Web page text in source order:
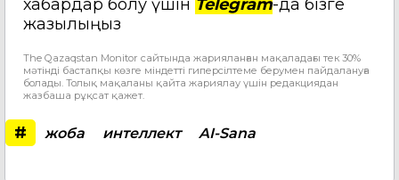
хабардар болу үшін Telegram-да бізге
жазылыңыз
The Qazaqstan Monitor сайтында жарияланған мақаладағы тек 30%
мәтінді бастапқы көзге міндетті гиперсілтеме берумен пайдалануға
болады. Толық мақаланы қайта жариялау үшін редакциядан
жазбаша рұқсат қажет.
# жоба интеллект AI-Sana